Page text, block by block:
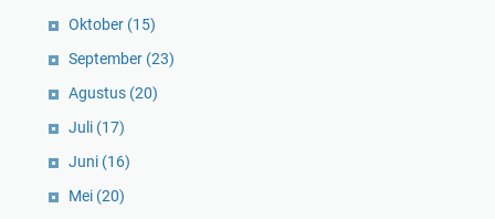
Oktober (15)
September (23)
Agustus (20)
Juli (17)
Juni (16)
Mei (20)